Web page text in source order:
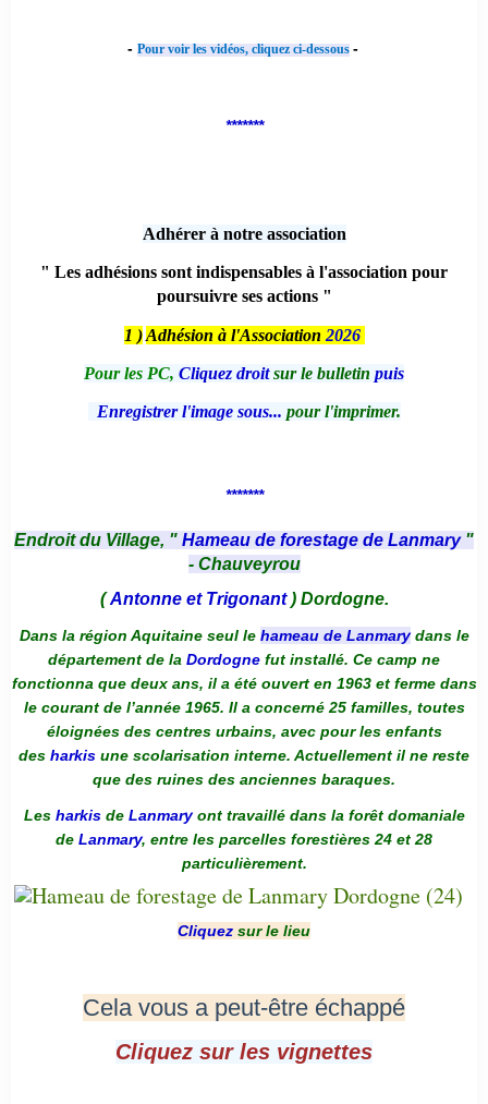
- Pour voir les vidéos, cliquez ci-dessous -
*******
Adhérer à notre association
" Les adhésions sont indispensables à l'association pour
poursuivre ses actions "
1 ) Adhésion à l'Association 2026
Pour les PC, Cliquez droitsur le bulletin puis
Enregistrer l'image sous... pour l'imprimer.
*******
Endroit du Village, " Hameau de forestage de Lanmary "
- Chauveyrou
(Antonne et Trigonant) Dordogne.
Dans la région Aquitaine seul le hameau de Lanmarydans le
département de la Dordogne fut installé. Ce camp ne
fonctionna que deux ans, il a été ouvert en 1963 et ferme dans
le courant de l’année 1965. Il a concerné 25 familles, toutes
éloignées des centres urbains, avec pour les enfants
des harkis une scolarisation interne. Actuellement il ne reste
que des ruines des anciennes baraques.
Les harkis de Lanmaryont travaillé dans la forêt domaniale
de Lanmary, entre les parcelles forestières 24 et 28
particulièrement.
Cliquez sur le lieu
Cela vous a peut-être échappé
Cliquez sur les vignettes